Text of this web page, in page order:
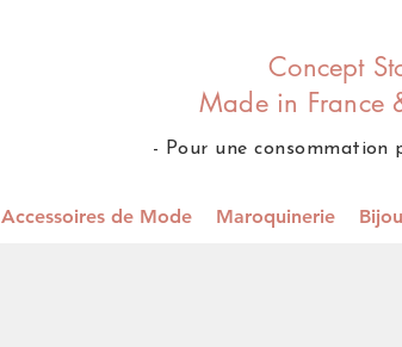
Concept
Made in France
- Pour une consommation
Accessoires de Mode Maroquinerie